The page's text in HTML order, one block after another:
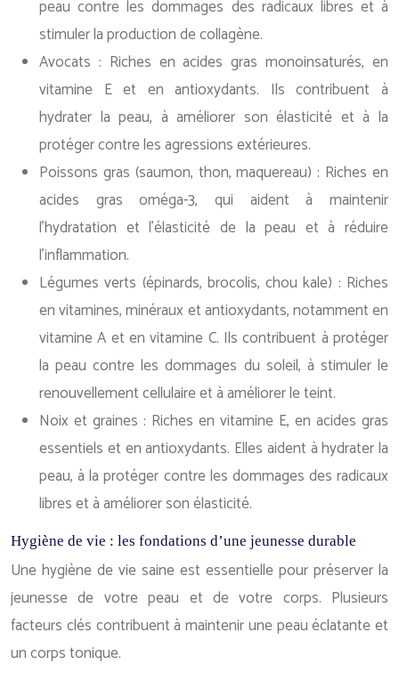
peau contre les dommages des radicaux libres et à
stimuler la production de collagène.
Avocats : Riches en acides gras monoinsaturés, en
vitamine E et en antioxydants. Ils contribuent à
hydrater la peau, à améliorer son élasticité et à la
protéger contre les agressions extérieures.
Poissons gras (saumon, thon, maquereau) : Riches en
acides gras oméga-3, qui aident à maintenir
l’hydratation et l’élasticité de la peau et à réduire
l’inflammation.
Légumes verts (épinards, brocolis, chou kale) : Riches
en vitamines, minéraux et antioxydants, notamment en
vitamine A et en vitamine C. Ils contribuent à protéger
la peau contre les dommages du soleil, à stimuler le
renouvellement cellulaire et à améliorer le teint.
Noix et graines : Riches en vitamine E, en acides gras
essentiels et en antioxydants. Elles aident à hydrater la
peau, à la protéger contre les dommages des radicaux
libres et à améliorer son élasticité.
Hygiène de vie : les fondations d’une jeunesse durable
Une hygiène de vie saine est essentielle pour préserver la
jeunesse de votre peau et de votre corps. Plusieurs
facteurs clés contribuent à maintenir une peau éclatante et
un corps tonique.